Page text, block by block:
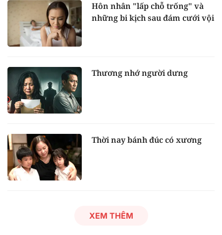
Hôn nhân "lấp chỗ trống" và
những bi kịch sau đám cưới vội
Thương nhớ người dưng
Thời nay bánh đúc có xương
XEM THÊM